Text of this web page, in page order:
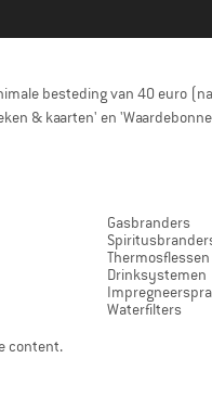
besteding van 40 euro
& kaarten' en
Gasbranders
Thermosflessen
Drinksystemen
Waterfilters
content.